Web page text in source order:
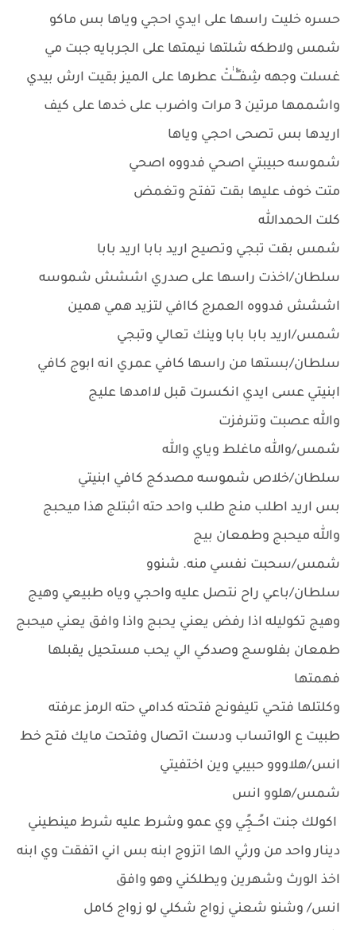
حسره خليت راسها على ايدي احجي وياها بس ماكو
شمس ولاطكه شلتها نيمتها على الجربايه جبت مي
غسلت وجهه شِفـٍـْْــٰٰتْ عطرها على الميز بقيت ارش بيدي
واشممها مرتين 3 مرات واضرب على خدها على كيف
اريدها بس تصحى احجي وياها
شموسه حبيبتي اصحي فدووه اصحي
متت خوف عليها بقت تفتح وتغمض
كلت الحمدالله
شمس بقت تبجي وتصيح اريد بابا اريد بابا
سلطان/اخذت راسها على صدري اششش شموسه
اششش فدووه العمرج كاافي لتزيد همي همين
شمس/اريد بابا بابا وينك تعالي وتبجي
سلطان/بستها من راسها كافي عمري انه ابوج كافي
ابنيتي عسى ايدي انكسرت قبل لاامدها عليج
والله عصبت وتنرفزت
شمس/والله ماغلط وياي والله
سلطان/خلاص شموسه مصدكج كافي ابنيتي
بس اريد اطلب منج طلب واحد حته اثبتلج هذا ميحبج
والله ميحبج وطمعان بيج
شمس/سحبت نفسي منه. شنوو
سلطان/باعي راح نتصل عليه واحجي وياه طبيعي وهيج
وهيج تكوليله اذا رفض يعني يحبج واذا وافق يعني ميحبج
طمعان بفلوسج وصدكي الي يحب مستحيل يقبلها
فهمتها
وكلتلها فتحي تليفونج فتحته كدامي حته الرمز عرفته
طبيت ع الواتساب ودست اتصال وفتحت مايك فتح خط
انس/هلاووو حبيبي وين اختفيتي
شمس/هلوو انس
اكولك جنت احًــجًِي وي عمو وشرط عليه شرط مينطيني
دينار واحد من ورثي الها اتزوج ابنه بس اني اتفقت وي ابنه
اخذ الورث وشهرين ويطلكني وهو وافق
انس/ وشنو شعني زواج شكلي لو زواج كامل